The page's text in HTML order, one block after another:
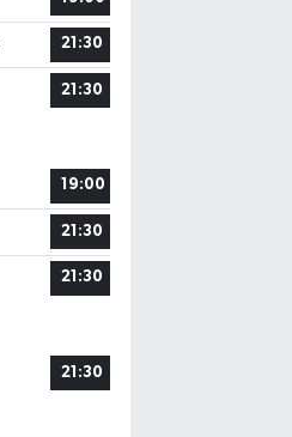
21:30
21:30
19:00
21:30
21:30
21:30